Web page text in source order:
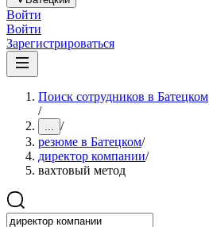
Войти
Войти
Зарегистрироваться
Поиск сотрудников в Батецком
/
... /
резюме в Батецком/
директор компании/
вахтовый метод